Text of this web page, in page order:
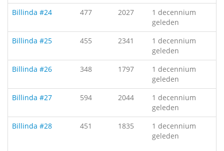
Billinda #24
477 2027
1 decennium
geleden
Billinda #25
455 2341
1 decennium
geleden
Billinda #26
348 1797
1 decennium
geleden
Billinda #27
594 2044
1 decennium
geleden
Billinda #28
451 1835
1 decennium
geleden